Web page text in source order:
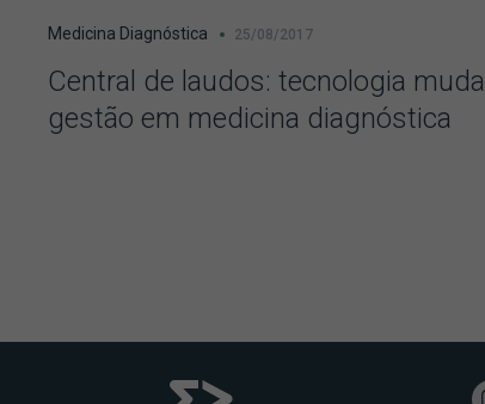
Medicina Diagnóstica 25/08/2017
Central de laudos: tecnologia muda
gestão em medicina diagnóstica